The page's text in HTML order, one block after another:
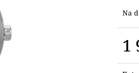
Na
1
ORIENT FETAC002W0